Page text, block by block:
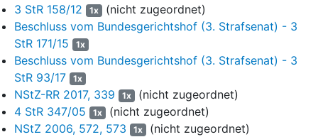
1,20 Meter langen Vorhangstange aus Holz und B. mit einem
Schlosserhammer.
6
Anschließend brachen sämtliche Angeklagte - jeweils in
Kenntnis der Bewaffnung einzelner von ihnen - zu dem
Döner-Imbiss auf, um dort im Rahmen einer
"Vergeltungsaktion", insbesondere unter Verwendung der
mitgeführten Gegenstände, zu randalieren, zu drohen und zu
prügeln. Vorneweg marschierten N. und Gr. , die gut
3 StR 158/12
1x (nicht zugeordnet)
Beschluss vom Bundesgerichtshof (3. Strafsenat) - 3
StR 171/15
1x
Beschluss vom Bundesgerichtshof (3. Strafsenat) - 3
StR 93/17
1x
NStZ-RR 2017, 339 1x (nicht zugeordnet)
4 StR 347/05
1x (nicht zugeordnet)
NStZ 2006, 572, 573
1x (nicht zugeordnet)